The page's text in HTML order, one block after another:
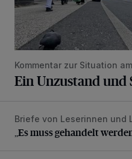
Kommentar zur Situation
Ein Unzustand und
„Es muss gehandelt werden
Briefe von Leserinnen und
„Es muss gehandelt